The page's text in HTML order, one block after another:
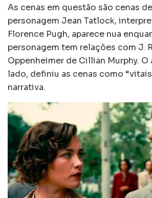
As cenas em questão são cenas
personagem Jean Tatlock,
Florence Pugh, aparece nua
personagem tem relações com J.
Oppenheimer de Cillian Murphy.
lado, definiu as cenas como
narrativa.